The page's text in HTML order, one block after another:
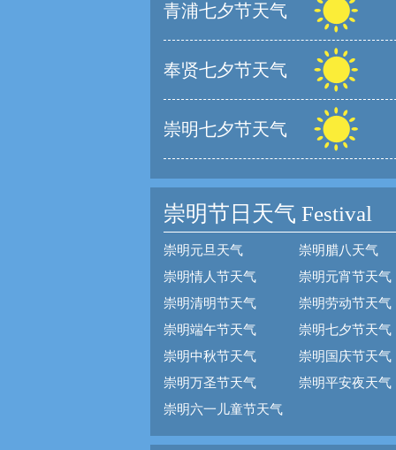
青浦七夕节天气
奉贤七夕节天气
崇明七夕节天气
崇明节日天气 Festival
崇明元旦天气
崇明腊八天气
崇明情人节天气
崇明元宵节天气
崇明清明节天气
崇明劳动节天气
崇明端午节天气
崇明七夕节天气
崇明中秋节天气
崇明国庆节天气
崇明万圣节天气
崇明平安夜天气
崇明六一儿童节天气